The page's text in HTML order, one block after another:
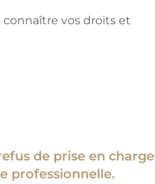
connaître vos droits et
de prise en charge
professionnelle.